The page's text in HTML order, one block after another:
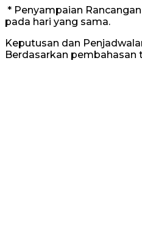
* Penyampaian
pada hari yang sama.
Keputusan dan
Berdasarkan